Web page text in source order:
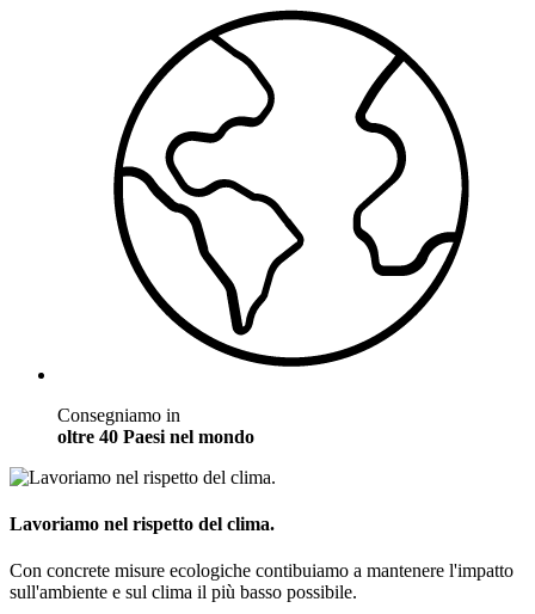
Consegniamo in
oltre 40 Paesi nel mondo
Lavoriamo nel rispetto del clima.
Con concrete misure ecologiche contibuiamo a mantenere l'impatto
sull'ambiente e sul clima il più basso possibile.